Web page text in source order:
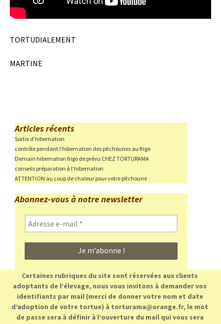
TORTUDIALEMENT
MARTINE
Articles récents
Sortie d’hibernation
contrôle pendant l’hibernation des pitchounes au frigo
Demain hibernation frigo de prévu CHEZ TORTURAMA
conseils préparation à l’hibernation
ATTENTION au coup de chaleur pour votre pitchoune
Abonnez-vous à notre newsletter
Adresse
e-
mail
Certaines rubriques du site sont réservées aux clients
adoptants de l’élevage, nous vous invitons à demander vos
identifiants par mail (merci de donner votre nom et date
d’adoption de votre tortue) à torturama@orange.fr, le mot
de passe sera à définir à l’ouverture du mail qui vous sera